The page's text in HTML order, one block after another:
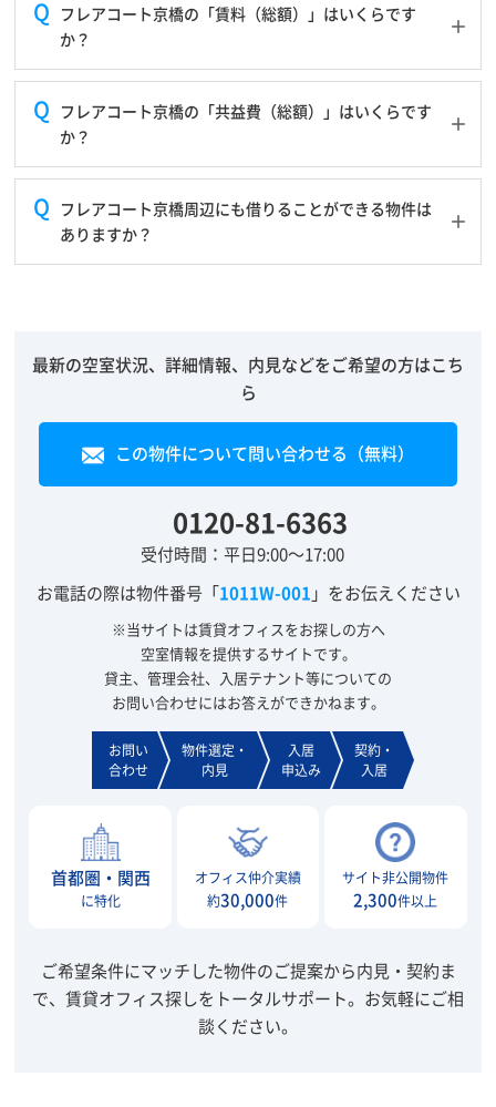
フレアコート京橋の「賃料（総額）」はいくらです
か？
フレアコート京橋の「共益費（総額）」はいくらです
か？
フレアコート京橋周辺にも借りることができる物件は
ありますか？
最新の空室状況、詳細情報、内見などをご希望の方はこち
ら
この物件について問い合わせる（無料）
0120-81-6363
受付時間：平日9:00～17:00
お電話の際は物件番号「1011W-001 」をお伝えください
※当サイトは賃貸オフィスをお探しの方へ
空室情報を提供するサイトです。
貸主、管理会社、入居テナント等についての
お問い合わせにはお答えができかねます。
お問い
合わせ
物件選定・
内見
入居
申込み
契約・
入居
首都圏・関西
に特化
オフィス仲介実績
約30,000件
サイト非公開物件
2,300件以上
ご希望条件にマッチした物件のご提案から内見・契約ま
で、賃貸オフィス探しをトータルサポート。 お気軽にご相
談ください。